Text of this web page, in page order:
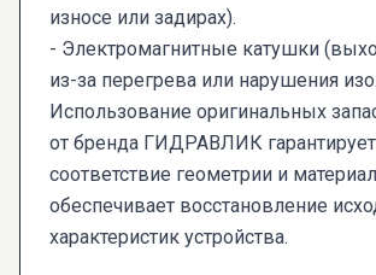
износе или задирах).
- Электромагнитные катушки
из-за перегрева или нарушения
Использование оригинальных
от бренда ГИДРАВЛИК гарантирует
соответствие геометрии и
обеспечивает восстановление
характеристик устройства.